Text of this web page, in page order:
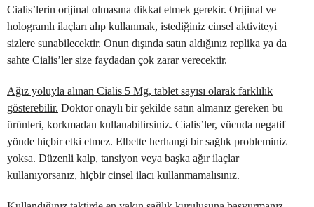
Cialis’lerin orijinal olmasına dikkat etmek gerekir. Orijinal ve
hologramlı ilaçları alıp kullanmak, istediğiniz cinsel aktiviteyi
sizlere sunabilecektir. Onun dışında satın aldığınız replika ya da
sahte Cialis’ler size faydadan çok zarar verecektir.
Ağız yoluyla alınan Cialis 5 Mg, tablet sayısı olarak farklılık
gösterebilir. Doktor onaylı bir şekilde satın almanız gereken bu
ürünleri, korkmadan kullanabilirsiniz. Cialis’ler, vücuda negatif
yönde hiçbir etki etmez. Elbette herhangi bir sağlık probleminiz
yoksa. Düzenli kalp, tansiyon veya başka ağır ilaçlar
kullanıyorsanız, hiçbir cinsel ilacı kullanmamalısınız.